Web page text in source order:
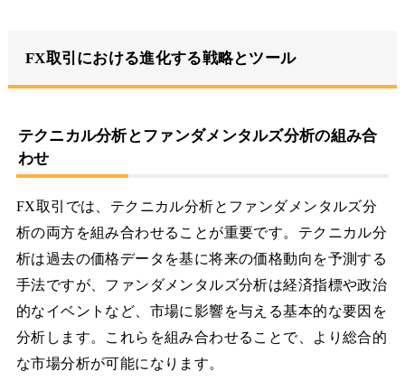
FX取引における進化する戦略とツール
テクニカル分析とファンダメンタルズ分析の組み合
わせ
FX取引では、テクニカル分析とファンダメンタルズ分
析の両方を組み合わせることが重要です。テクニカル分
析は過去の価格データを基に将来の価格動向を予測する
手法ですが、ファンダメンタルズ分析は経済指標や政治
的なイベントなど、市場に影響を与える基本的な要因を
分析します。これらを組み合わせることで、より総合的
な市場分析が可能になります。